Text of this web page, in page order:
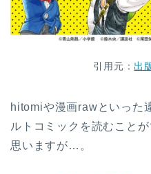
引用元：出
hitomiや漫画rawといった
ルトコミックを読むこと
思いますが…。